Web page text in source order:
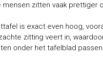
mensen zitten vaak
is exact even hoog,
zitting veert in,
onder het tafelblad